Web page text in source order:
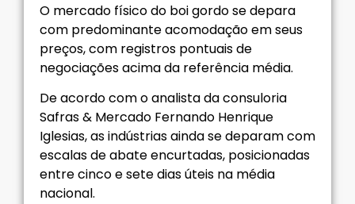
O mercado físico do boi gordo se depara
com predominante acomodação em seus
preços, com registros pontuais de
negociações acima da referência média.
De acordo com o analista da consuloria
Safras & Mercado Fernando Henrique
Iglesias, as indústrias ainda se deparam com
escalas de abate encurtadas, posicionadas
entre cinco e sete dias úteis na média
nacional.